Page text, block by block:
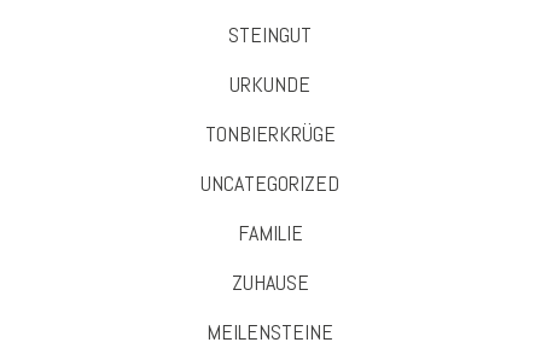
STEINGUT
URKUNDE
TONBIERKRÜGE
UNCATEGORIZED
FAMILIE
ZUHAUSE
MEILENSTEINE